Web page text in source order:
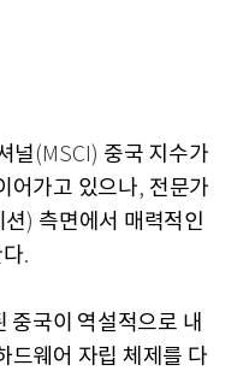
널 (MSCI) 중국 지수가
어가고 있으나, 전문가
션) 측면에서 매력적인
.
중국이 역설적으로 내
드웨어 자립 체제를 다